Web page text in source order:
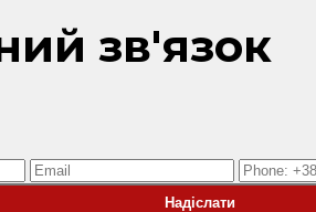
зв'язок
Надіслати